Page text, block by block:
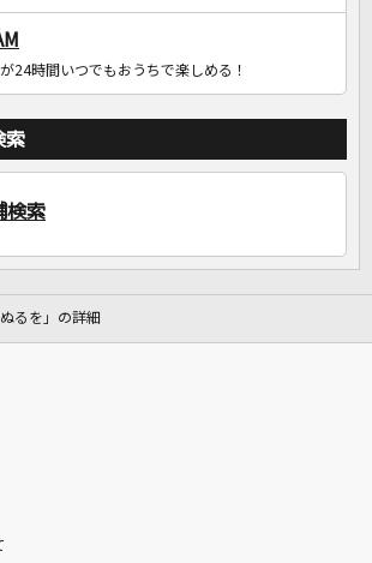
24時間いつでもおうちで楽しめる！
索
検索
ぬるを」の詳細